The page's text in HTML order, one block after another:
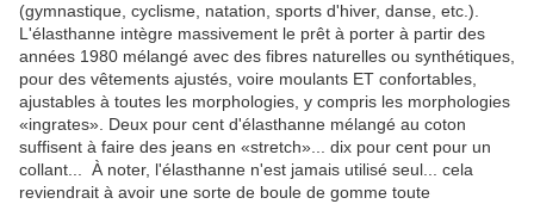
(gymnastique, cyclisme, natation, sports d'hiver, danse, etc.).
L'élasthanne intègre massivement le prêt à porter à partir des
années 1980 mélangé avec des fibres naturelles ou synthétiques,
pour des vêtements ajustés, voire moulants ET confortables,
ajustables à toutes les morphologies, y compris les morphologies
«ingrates». Deux pour cent d'élasthanne mélangé au coton
suffisent à faire des jeans en «stretch»... dix pour cent pour un
collant... À noter, l'élasthanne n'est jamais utilisé seul... cela
reviendrait à avoir une sorte de boule de gomme toute